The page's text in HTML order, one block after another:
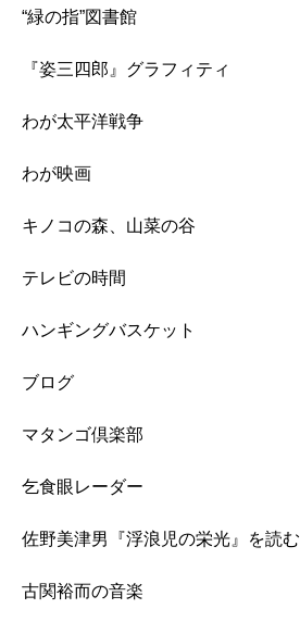
“緑の指”図書館
『姿三四郎』グラフィティ
わが太平洋戦争
わが映画
キノコの森、山菜の谷
テレビの時間
ハンギングバスケット
ブログ
マタンゴ倶楽部
乞食眼レーダー
佐野美津男『浮浪児の栄光』を読む
古関裕而の音楽